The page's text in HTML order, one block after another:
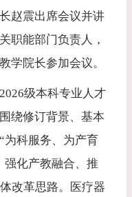
赵震出席会议并讲
职能部门负责人，
学院长参加会议。
级本科专业人才
绕修订背景、基本
为科服务、为产育
强化产教融合、推
改革思路。医疗器